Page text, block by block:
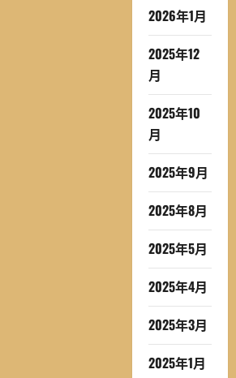
2026年1月
2025年12
月
2025年10
月
2025年9月
2025年8月
2025年5月
2025年4月
2025年3月
2025年1月